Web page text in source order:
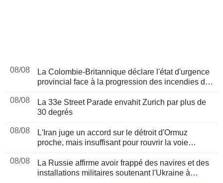
08/08
La Colombie-Britannique déclare l'état d'urgence
provincial face à la progression des incendies de
08/08
La 33e Street Parade envahit Zurich par plus de
30 degrés
08/08
L'Iran juge un accord sur le détroit d'Ormuz
proche, mais insuffisant pour rouvrir la voie
08/08
La Russie affirme avoir frappé des navires et des
installations militaires soutenant l'Ukraine à